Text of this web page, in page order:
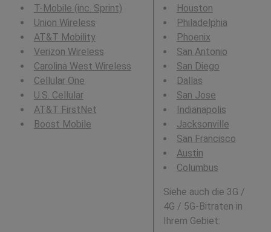
T-Mobile (inc. Sprint)
Union Wireless
AT&T Mobility
Verizon Wireless
Carolina West Wireless
Cellular One
U.S. Cellular
AT&T FirstNet
Boost Mobile
Houston
Philadelphia
Phoenix
San Antonio
San Diego
Dallas
San Jose
Indianapolis
Jacksonville
San Francisco
Austin
Columbus
Siehe auch die 3G /
4G / 5G-Bitraten in
Ihrem Gebiet: